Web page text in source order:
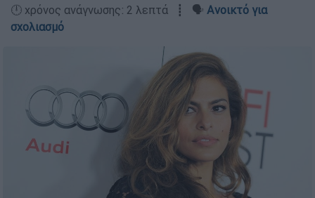
🕛 χρόνος ανάγνωσης: 2 λεπτά ┋ 🗣️ Ανοικτό για
σχολιασμό